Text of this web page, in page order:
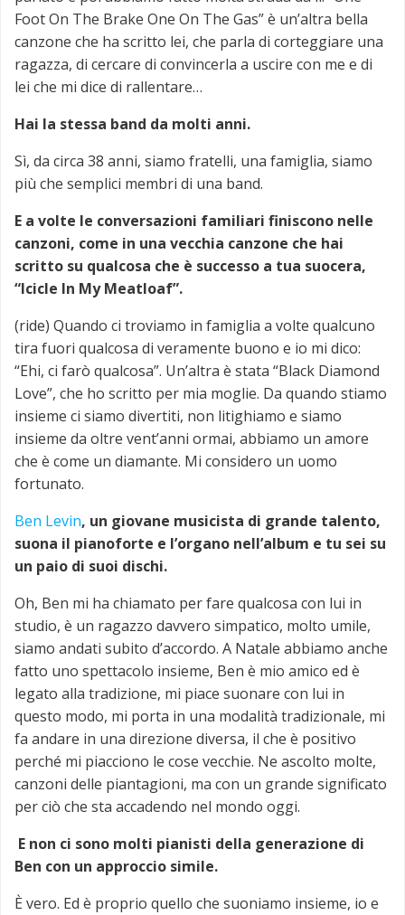
Foot On The Brake One On The Gas” è un’altra bella
canzone che ha scritto lei, che parla di corteggiare una
ragazza, di cercare di convincerla a uscire con me e di
lei che mi dice di rallentare…
Hai la stessa band da molti anni.
Sì, da circa 38 anni, siamo fratelli, una famiglia, siamo
più che semplici membri di una band.
E a volte le conversazioni familiari finiscono nelle
canzoni, come in una vecchia canzone che hai
scritto su qualcosa che è successo a tua suocera,
“Icicle In My Meatloaf”.
(ride) Quando ci troviamo in famiglia a volte qualcuno
tira fuori qualcosa di veramente buono e io mi dico:
“Ehi, ci farò qualcosa”. Un’altra è stata “Black Diamond
Love”, che ho scritto per mia moglie. Da quando stiamo
insieme ci siamo divertiti, non litighiamo e siamo
insieme da oltre vent’anni ormai, abbiamo un amore
che è come un diamante. Mi considero un uomo
fortunato.
Ben Levin, un giovane musicista di grande talento,
suona il pianoforte e l’organo nell’album e tu sei su
un paio di suoi dischi.
Oh, Ben mi ha chiamato per fare qualcosa con lui in
studio, è un ragazzo davvero simpatico, molto umile,
siamo andati subito d’accordo. A Natale abbiamo anche
fatto uno spettacolo insieme, Ben è mio amico ed è
legato alla tradizione, mi piace suonare con lui in
questo modo, mi porta in una modalità tradizionale, mi
fa andare in una direzione diversa, il che è positivo
perché mi piacciono le cose vecchie. Ne ascolto molte,
canzoni delle piantagioni, ma con un grande significato
per ciò che sta accadendo nel mondo oggi.
E non ci sono molti pianisti della generazione di
Ben con un approccio simile.
È vero. Ed è proprio quello che suoniamo insieme, io e